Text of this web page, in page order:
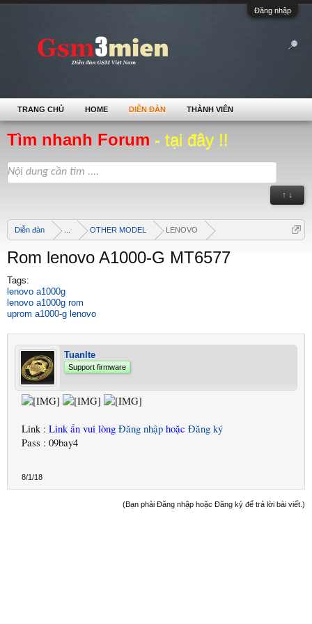
Đăng nhập
Tìm nhanh Forum - tại đây !!
↑ ↓
Diễn đàn OTHER MODEL LENOVO
Rom lenovo A1000-G MT6577
Tags:
lenovo a1000g
lenovo a1000g rom
uprom a1000-g lenovo
Tuanlte
Support firmware
Link : Link ẩn vui lòng Đăng nhập hoặc Đăng ký
Pass : 09bay4
8/1/18
(Bạn phải Đăng nhập hoặc Đăng ký để trả lời bài viết.)
TRANG CHỦ HOME DIỄN ĐÀN THÀNH VIÊN